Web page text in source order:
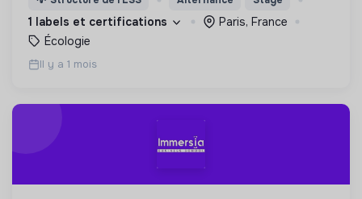
environnementale - climat, biodiversité, pollution.
1 labels et certifications
Paris, France
Écologie
Il y a 1 mois